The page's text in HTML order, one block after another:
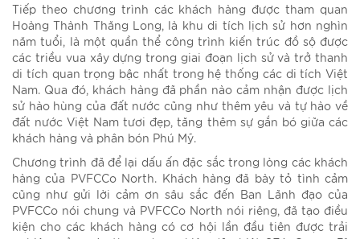
Tiếp theo chương trình các khách hàng được tham quan
Hoàng Thành Thăng Long, là khu di tích lịch sử hơn nghìn
năm tuổi, là một quần thể công trình kiến trúc đồ sộ được
các triều vua xây dựng trong giai đoạn lịch sử và trở thanh
di tích quan trọng bậc nhất trong hệ thống các di tích Việt
Nam. Qua đó, khách hàng đã phần nào cảm nhận được lịch
sử hào hùng của đất nước cũng như thêm yêu và tự hào về
đất nước Việt Nam tươi đẹp, tăng thêm sự gắn bó giữa các
khách hàng và phân bón Phú Mỹ.
Chương trình đã để lại dấu ấn đặc sắc trong lòng các khách
hàng của PVFCCo North. Khách hàng đã bày tỏ tình cảm
cũng như gửi lời cảm ơn sâu sắc đến Ban Lãnh đạo của
PVFCCo nói chung và PVFCCo North nói riêng, đã tạo điều
kiện cho các khách hàng có cơ hội lần đầu tiên được trải